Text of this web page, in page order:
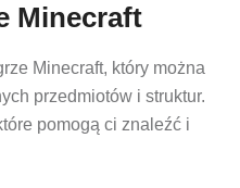
Minecraft
Minecraft, który można
przedmiotów i struktur.
pomogą ci znaleźć i